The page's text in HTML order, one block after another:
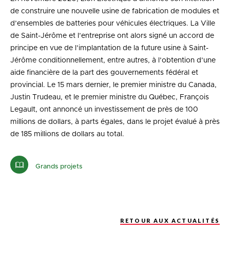
de construire une nouvelle usine de fabrication de modules et
d’ensembles de batteries pour véhicules électriques. La Ville
de Saint-Jérôme et l’entreprise ont alors signé un accord de
principe en vue de l’implantation de la future usine à Saint-
Jérôme conditionnellement, entre autres, à l’obtention d’une
aide financière de la part des gouvernements fédéral et
provincial. Le 15 mars dernier, le premier ministre du Canada,
Justin Trudeau, et le premier ministre du Québec, François
Legault, ont annoncé un investissement de près de 100
millions de dollars, à parts égales, dans le projet évalué à près
de 185 millions de dollars au total.
Grands projets
RETOUR AUX ACTUALITÉS